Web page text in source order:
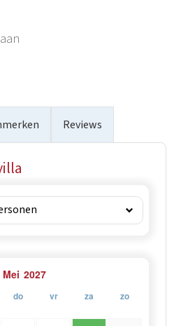
Reviews
Mei 2027
do vr za zo